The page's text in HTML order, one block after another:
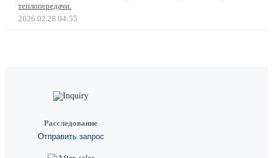
теплопередачи.
2026.02.28 04:55
Расследование
Отправить запрос